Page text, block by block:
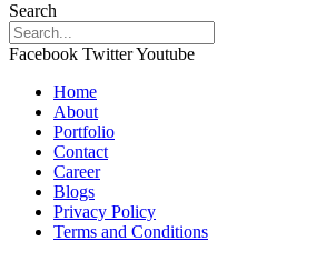
Search
Facebook TwitterYoutube
Home
About
Portfolio
Contact
Career
Blogs
Privacy Policy
Terms and Conditions